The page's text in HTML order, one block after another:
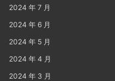
2024 年 7 月
2024 年 6 月
2024 年 5 月
2024 年 4 月
2024 年 3 月